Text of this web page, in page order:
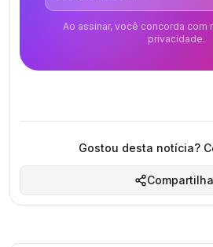
Ao assinar, você concorda com
privacidade.
Gostou desta notícia?